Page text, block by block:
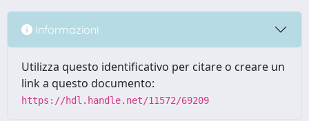
Informazioni
Utilizza questo identificativo per citare o creare un
link a questo documento:
https://hdl.handle.net/11572/69209